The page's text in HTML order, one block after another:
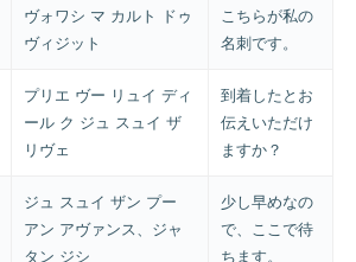
ヴォワシ マ カルト ドゥ
ヴィジット
こちらが私の
名刺です。
プリエ ヴー リュイ ディ
ール ク ジュ スュイ ザ
リヴェ
到着したとお
伝えいただけ
ますか？
ジュ スュイ ザン プー
アン アヴァンス、ジャ
タン ジシ
少し早めなの
で、ここで待
ちます。